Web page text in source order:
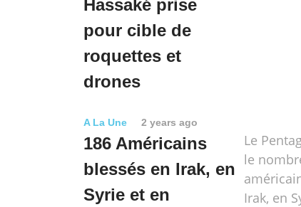
Hassaké prise
pour cible de
roquettes et
drones
A La Une 2 years ago
186 Américains
blessés en Irak, en
Syrie et en
Le
le
Irak, en